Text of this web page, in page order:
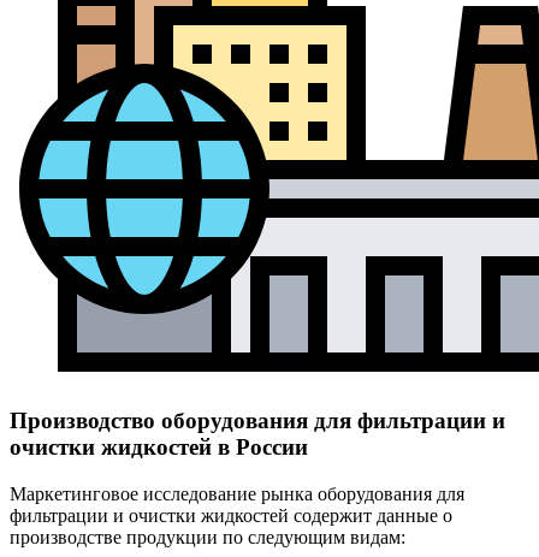
Производство оборудования для фильтрации и
очистки жидкостей в России
Маркетинговое исследование рынка оборудования для
фильтрации и очистки жидкостей содержит данные о
производстве продукции по следующим видам: